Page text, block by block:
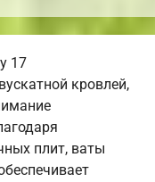
17
кровлей,
плит, ваты